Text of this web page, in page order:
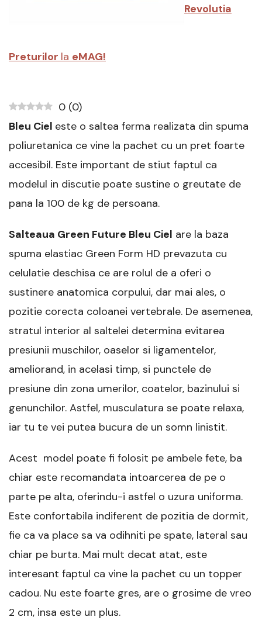
Revolutia
Preturilor la eMAG!
0 (0)
Bleu Ciel este o saltea ferma realizata din spuma
poliuretanica ce vine la pachet cu un pret foarte
accesibil. Este important de stiut faptul ca
modelul in discutie poate sustine o greutate de
pana la 100 de kg de persoana.
Salteaua Green Future Bleu Ciel are la baza
spuma elastiac Green Form HD prevazuta cu
celulatie deschisa ce are rolul de a oferi o
sustinere anatomica corpului, dar mai ales, o
pozitie corecta coloanei vertebrale. De asemenea,
stratul interior al saltelei determina evitarea
presiunii muschilor, oaselor si ligamentelor,
ameliorand, in acelasi timp, si punctele de
presiune din zona umerilor, coatelor, bazinului si
genunchilor. Astfel, musculatura se poate relaxa,
iar tu te vei putea bucura de un somn linistit.
Acest model poate fi folosit pe ambele fete, ba
chiar este recomandata intoarcerea de pe o
parte pe alta, oferindu-i astfel o uzura uniforma.
Este confortabila indiferent de pozitia de dormit,
fie ca va place sa va odihniti pe spate, lateral sau
chiar pe burta. Mai mult decat atat, este
interesant faptul ca vine la pachet cu un topper
cadou. Nu este foarte gres, are o grosime de vreo
2 cm, insa este un plus.